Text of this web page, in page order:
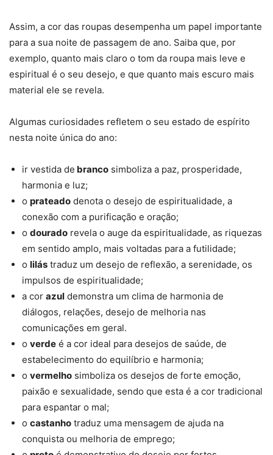
Assim, a cor das roupas desempenha um papel importante
para a sua noite de passagem de ano. Saiba que, por
exemplo, quanto mais claro o tom da roupa mais leve e
espiritual é o seu desejo, e que quanto mais escuro mais
material ele se revela.
Algumas curiosidades refletem o seu estado de espírito
nesta noite única do ano:
ir vestida de branco simboliza a paz, prosperidade,
harmonia e luz;
o prateado denota o desejo de espiritualidade, a
conexão com a purificação e oração;
o dourado revela o auge da espiritualidade, as riquezas
em sentido amplo, mais voltadas para a futilidade;
o lilás traduz um desejo de reflexão, a serenidade, os
impulsos de espiritualidade;
a cor azul demonstra um clima de harmonia de
diálogos, relações, desejo de melhoria nas
comunicações em geral.
o verde é a cor ideal para desejos de saúde, de
estabelecimento do equilíbrio e harmonia;
o vermelho simboliza os desejos de forte emoção,
paixão e sexualidade, sendo que esta é a cor tradicional
para espantar o mal;
o castanho traduz uma mensagem de ajuda na
conquista ou melhoria de emprego;